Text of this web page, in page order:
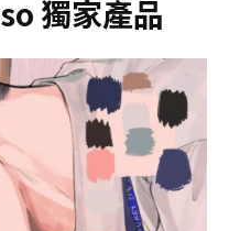
獨家產品